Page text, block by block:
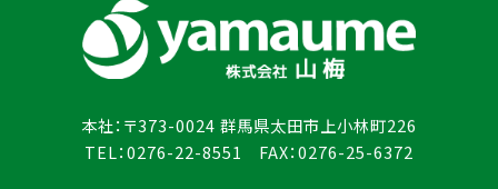
本社：〒373-0024 群馬県太田市上小林町226
TEL：0276-22-8551 FAX：0276-25-6372